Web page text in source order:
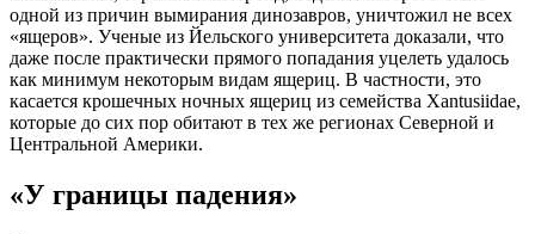
одной из причин вымирания динозавров, уничтожил не всех
«ящеров». Ученые из Йельского университета доказали, что
даже после практически прямого попадания уцелеть удалось
как минимум некоторым видам ящериц. В частности, это
касается крошечных ночных ящериц из семейства Xantusiidae,
которые до сих пор обитают в тех же регионах Северной и
Центральной Америки.
«У границы падения»